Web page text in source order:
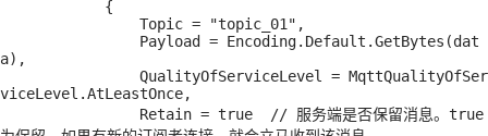
a),
viceLevel.AtLeastOnce,